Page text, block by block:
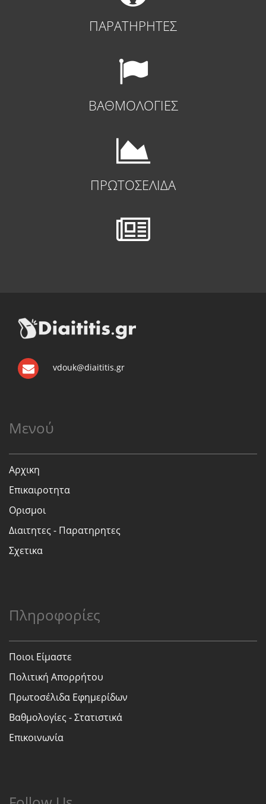
ΠΑΡΑΤΗΡΗΤΕΣ
ΒΑΘΜΟΛΟΓΙΕΣ
ΠΡΩΤΟΣΕΛΙΔΑ
vdouk@diaititis.gr
Μενού
Αρχικη
Επικαιροτητα
Ορισμοι
Διαιτητες - Παρατηρητες
Σχετικα
Πληροφορίες
Ποιοι Είμαστε
Πολιτική Απορρήτου
Πρωτοσέλιδα Εφημερίδων
Βαθμολογίες - Στατιστικά
Επικοινωνία